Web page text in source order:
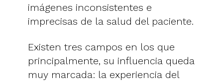
imágenes inconsistentes e
imprecisas de la salud del paciente.
Existen tres campos en los que
principalmente, su influencia queda
muy marcada: la experiencia del